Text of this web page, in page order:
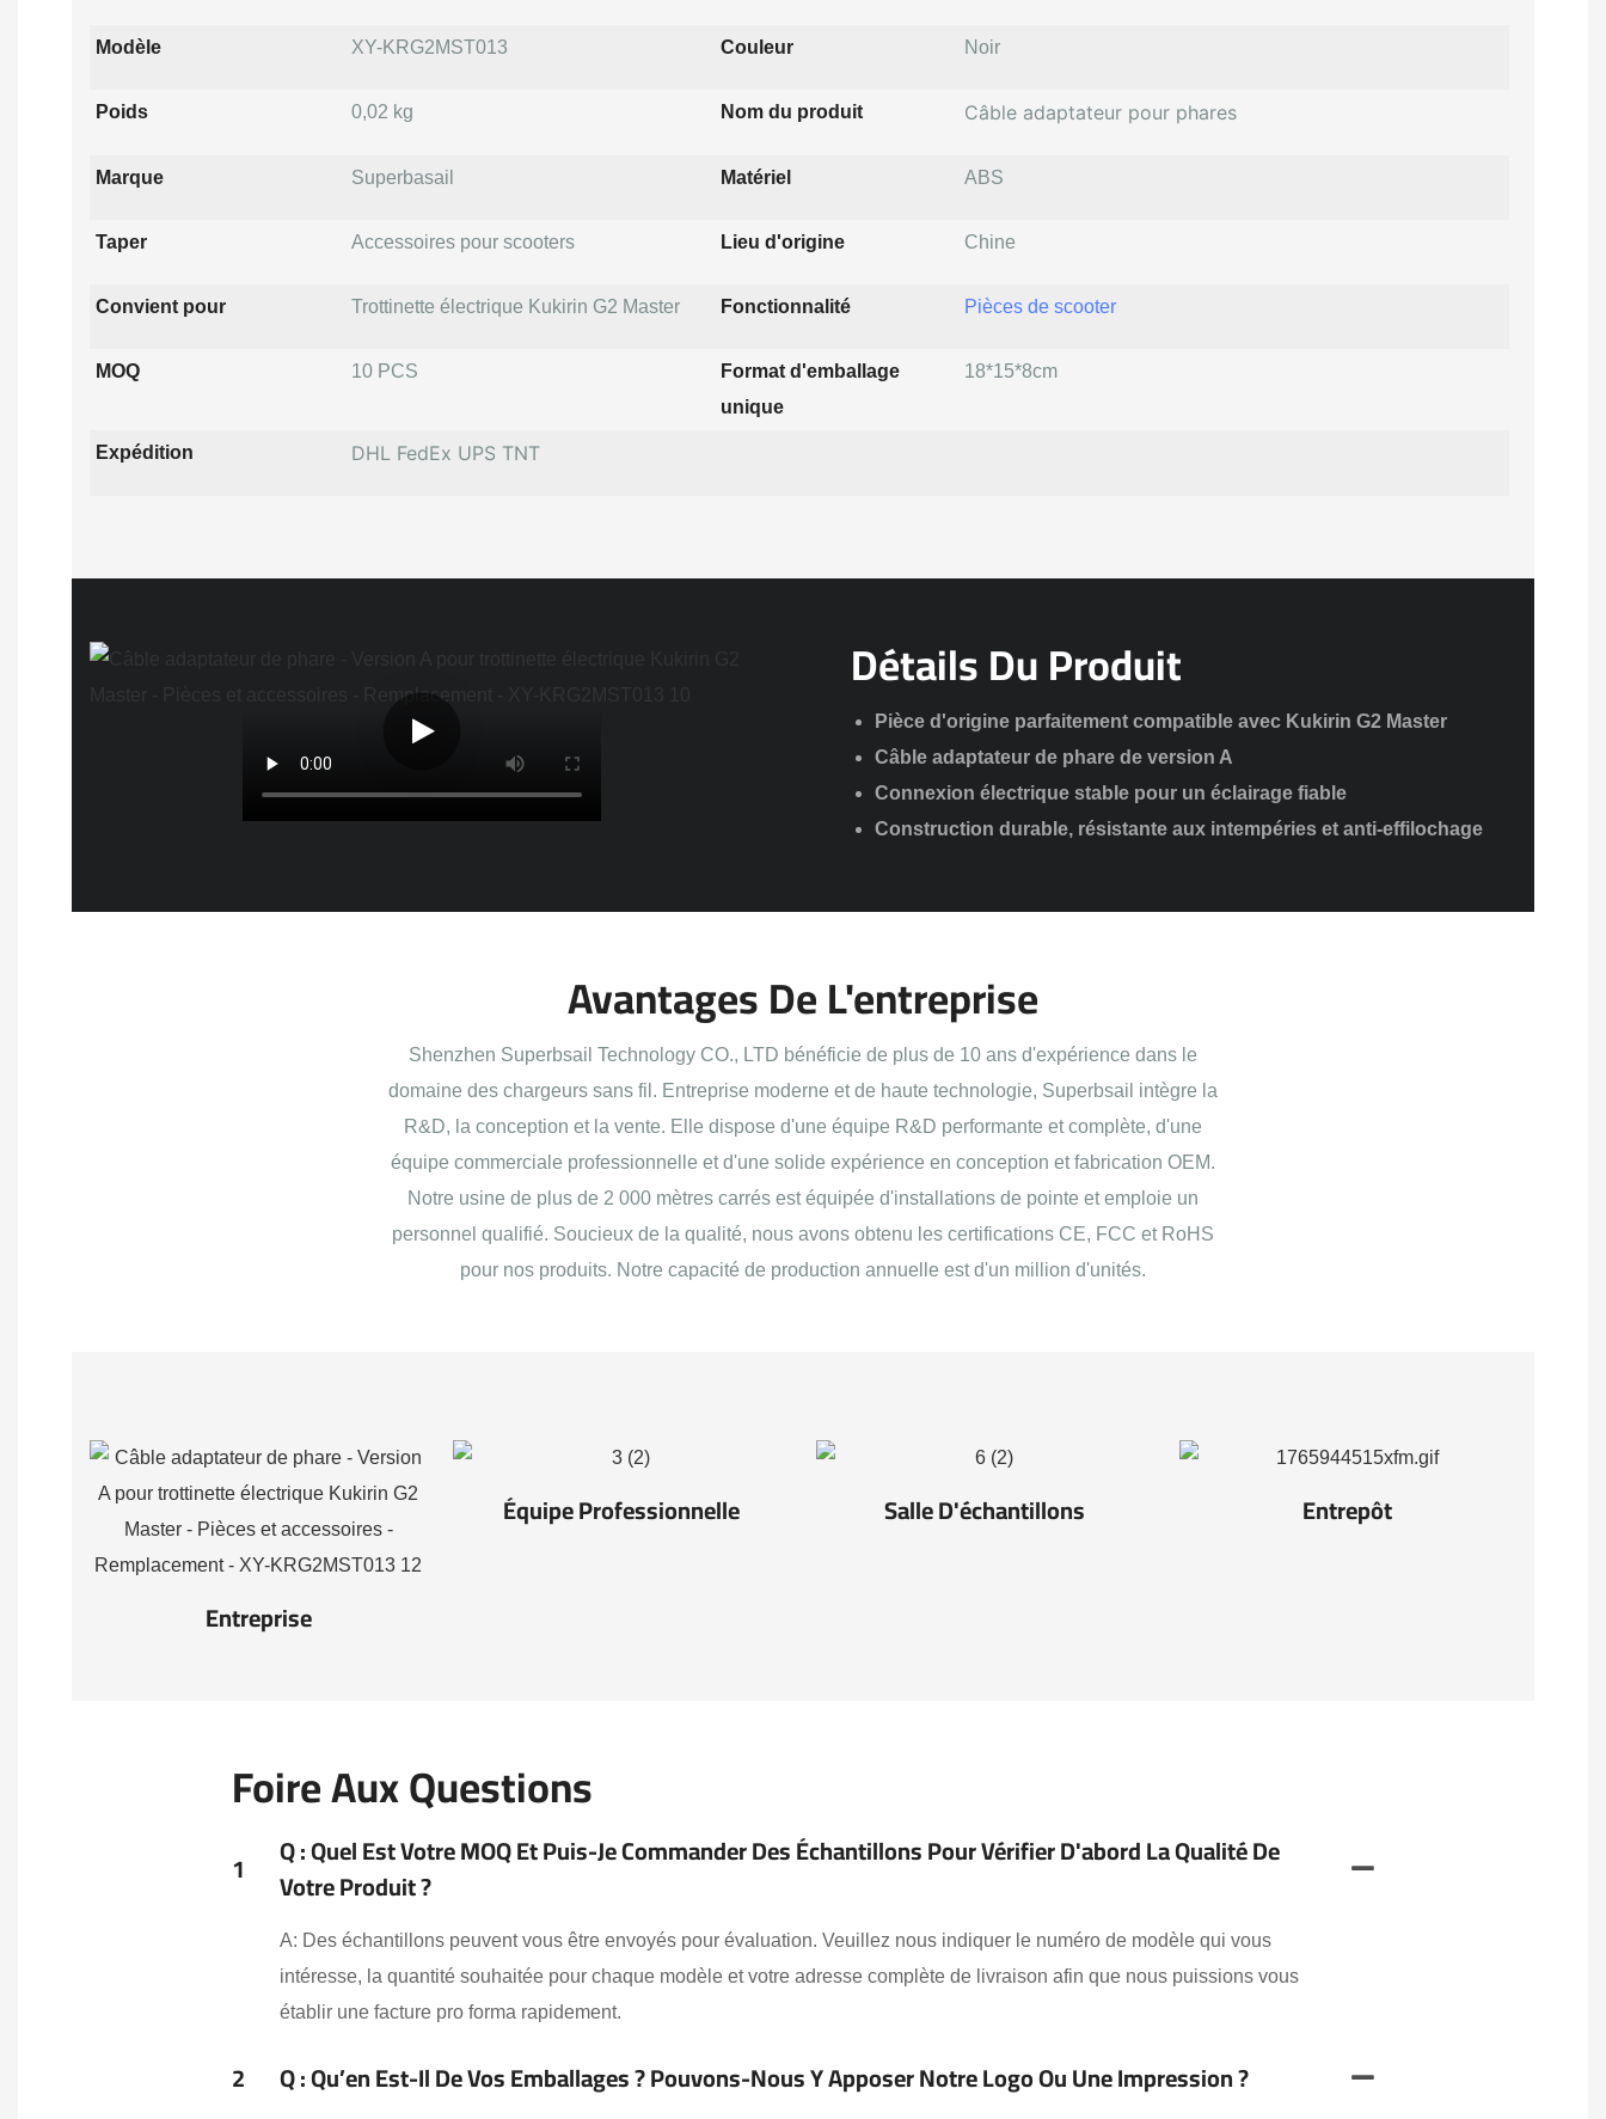
Modèle XY-KRG2MST013 Couleur Noir
Poids 0,02 kg Nom du produit Câble adaptateur pour phares
Marque Superbasail Matériel ABS
Taper Accessoires pour scooters Lieu d'origine Chine
Convient pour Trottinette électrique Kukirin G2 Master Fonctionnalité Pièces de scooter
MOQ 10 PCS
Format d'emballage
unique
18*15*8cm
Expédition DHL FedEx UPS TNT
Détails Du Produit
Pièce d'origine parfaitement compatible avec Kukirin G2 Master
Câble adaptateur de phare de version A
Connexion électrique stable pour un éclairage fiable
Construction durable, résistante aux intempéries et anti-effilochage
Avantages De L'entreprise
Shenzhen Superbsail Technology CO., LTD bénéficie de plus de 10 ans d'expérience dans le
domaine des chargeurs sans fil. Entreprise moderne et de haute technologie, Superbsail intègre la
R&D, la conception et la vente. Elle dispose d'une équipe R&D performante et complète, d'une
équipe commerciale professionnelle et d'une solide expérience en conception et fabrication OEM.
Notre usine de plus de 2 000 mètres carrés est équipée d'installations de pointe et emploie un
personnel qualifié. Soucieux de la qualité, nous avons obtenu les certifications CE, FCC et RoHS
pour nos produits. Notre capacité de production annuelle est d'un million d'unités.
Entreprise
Équipe Professionnelle Salle D'échantillons Entrepôt
Foire Aux Questions
1
Q : Quel Est Votre MOQ Et Puis-Je Commander Des Échantillons Pour Vérifier D'abord La Qualité De
Votre Produit ?
A: Des échantillons peuvent vous être envoyés pour évaluation. Veuillez nous indiquer le numéro de modèle qui vous
intéresse, la quantité souhaitée pour chaque modèle et votre adresse complète de livraison afin que nous puissions vous
établir une facture pro forma rapidement.
2 Q : Qu’en Est-Il De Vos Emballages ? Pouvons-Nous Y Apposer Notre Logo Ou Une Impression ?